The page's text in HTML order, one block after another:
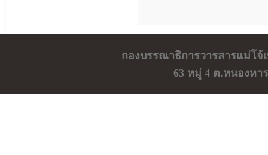
กองบรรณาธิการวารสารแม่โ
63 หมู่ 4 ต.หนองหา